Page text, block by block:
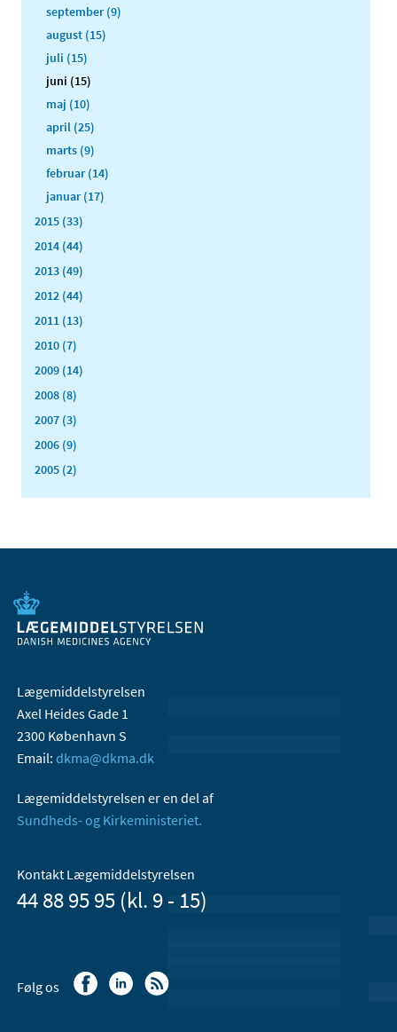
september (9)
august (15)
juli (15)
juni (15)
maj (10)
april (25)
marts (9)
februar (14)
januar (17)
2015 (33)
2014 (44)
2013 (49)
2012 (44)
2011 (13)
2010 (7)
2009 (14)
2008 (8)
2007 (3)
2006 (9)
2005 (2)
Lægemiddelstyrelsen
Axel Heides Gade 1
2300 København S
Email: dkma@dkma.dk
Lægemiddelstyrelsen er en del af
Sundheds- og Kirkeministeriet.
Kontakt Lægemiddelstyrelsen
44 88 95 95 (kl. 9 - 15)
Følg os